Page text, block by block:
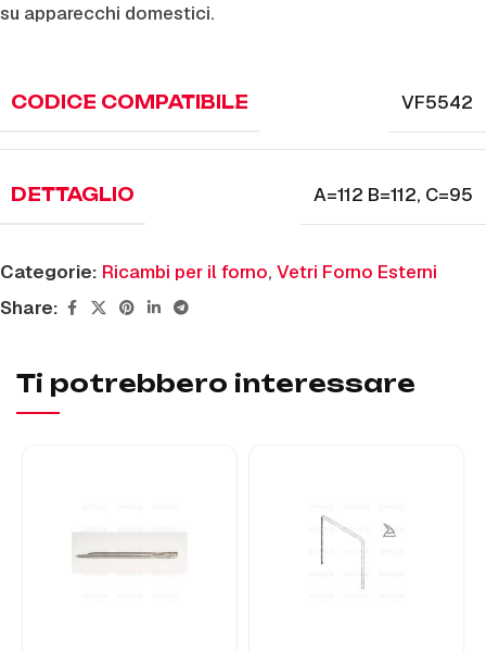
su apparecchi domestici.
CODICE COMPATIBILE VF5542
DETTAGLIO A=112 B=112, C=95
Categorie: Ricambi per il forno, Vetri Forno Esterni
Share:
Ti potrebbero interessare